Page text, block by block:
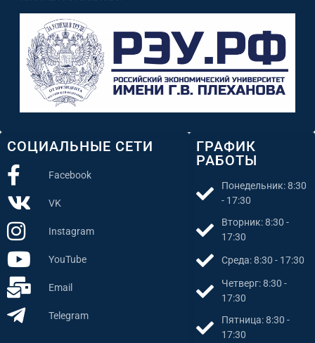
ГРАФИК
РАБОТЫ
Понедельник: 8:30
- 17:30
Вторник: 8:30 -
17:30
Среда: 8:30 - 17:30
Четверг: 8:30 -
17:30
Пятница: 8:30 -
17:30
СОЦИАЛЬНЫЕ СЕТИ
Facebook
VK
Instagram
YouTube
Email
Telegram